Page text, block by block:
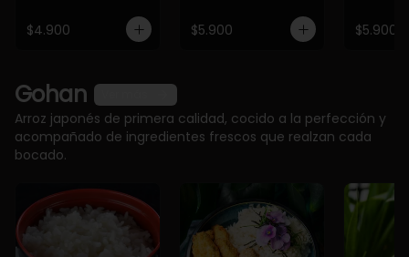
$4.900 $5.900 $5.900
Gohan
Arroz japonés de primera calidad, cocido a la perfección y
acompañado de ingredientes frescos que realzan cada
bocado.